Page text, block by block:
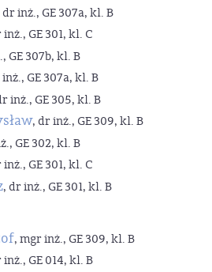
dr inż., GE 307a, kl. B
inż., GE 301, kl. C
GE 307b, kl. B
GE 307a, kl. B
inż., GE 305, kl. B
, dr inż., GE 309, kl. B
GE 302, kl. B
inż., GE 301, kl. C
, dr inż., GE 301, kl. B
, mgr inż., GE 309, kl. B
inż., GE 014, kl. B